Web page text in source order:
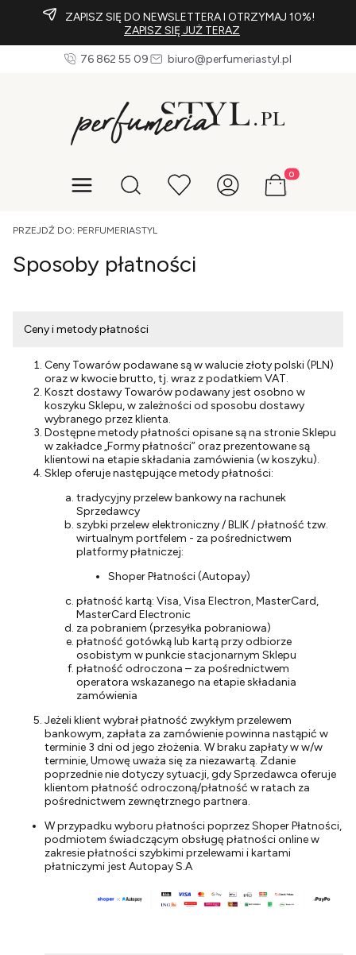
ZAPISZ SIĘ DO NEWSLETTERA I OTRZYMAJ 10%!
ZAPISZ SIĘ JUŻ TERAZ
76 862 55 09 biuro@perfumeriastyl.pl
Otwórz wyszukiwarkę Produkty w
PRZEJDŹ DO: PERFUMERIASTYL
Sposoby płatności
Ceny i metody płatności
Ceny Towarów podawane są w walucie złoty polski (PLN)
oraz w kwocie brutto, tj. wraz z podatkiem VAT.
Koszt dostawy Towarów podawany jest osobno w
koszyku Sklepu, w zależności od sposobu dostawy
wybranego przez klienta.
Dostępne metody płatności opisane są na stronie Sklepu
w zakładce „Formy płatności” oraz prezentowane są
klientowi na etapie składania zamówienia (w koszyku).
Sklep oferuje następujące metody płatności:
tradycyjny przelew bankowy na rachunek
Sprzedawcy
szybki przelew elektroniczny / BLIK / płatność tzw.
wirtualnym portfelem - za pośrednictwem
platformy płatniczej:
Shoper Płatności (Autopay)
płatność kartą: Visa, Visa Electron, MasterCard,
MasterCard Electronic
za pobraniem (przesyłka pobraniowa)
płatność gotówką lub kartą przy odbiorze
osobistym w punkcie stacjonarnym Sklepu
płatność odroczona – za pośrednictwem
operatora wskazanego na etapie składania
zamówienia
Jeżeli klient wybrał płatność zwykłym przelewem
bankowym, zapłata za zamówienie powinna nastąpić w
terminie 3 dni od jego złożenia. W braku zapłaty w w/w
terminie, Umowę uważa się za niezawartą. Zdanie
poprzednie nie dotyczy sytuacji, gdy Sprzedawca oferuje
klientom płatność odroczoną/płatność w ratach za
pośrednictwem zewnętrznego partnera.
W przypadku wyboru płatności poprzez Shoper Płatności,
podmiotem świadczącym obsługę płatności online w
zakresie płatności szybkimi przelewami i kartami
płatniczymi jest Autopay S.A